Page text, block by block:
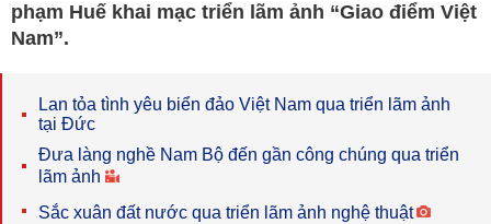
phạm Huế khai mạc triển lãm ảnh “Giao điểm Việt
Nam”.
Lan tỏa tình yêu biển đảo Việt Nam qua triển lãm ảnh
tại Đức
Đưa làng nghề Nam Bộ đến gần công chúng qua triển
lãm ảnh
Sắc xuân đất nước qua triển lãm ảnh nghệ thuật